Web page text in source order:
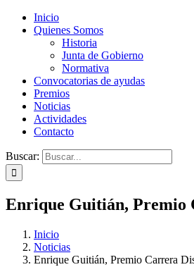
Inicio
Quienes Somos
Historia
Junta de Gobierno
Normativa
Convocatorias de ayudas
Premios
Noticias
Actividades
Contacto
Buscar:
Enrique Guitián, Premio
Inicio
Noticias
Enrique Guitián, Premio Carrera